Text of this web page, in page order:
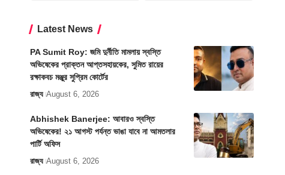
Latest News
PA Sumit Roy: জমি দুর্নীতি মামলায় স্বস্তি
অভিষেকের প্রাক্তন আপ্তসহায়কের, সুমিত রায়ের
রক্ষাকবচ মঞ্জুর সুপ্রিম কোর্টের
রাজ্য August 6, 2026
Abhishek Banerjee: আবারও স্বস্তি
অভিষেকের! ২১ আগস্ট পর্যন্ত ভাঙা যাবে না আমতলার
পার্টি অফিস
রাজ্য August 6, 2026